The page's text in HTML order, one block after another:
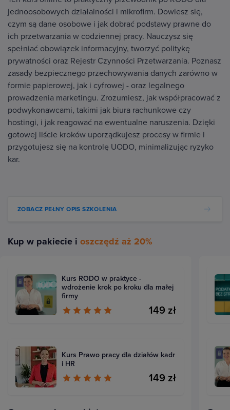
jednoosobowych działalności i mikrofirm. Dowiesz się,
czym są dane osobowe i jak dobrać podstawy prawne do
ich przetwarzania w codziennej pracy. Nauczysz się
spełniać obowiązek informacyjny, tworzyć politykę
prywatności oraz Rejestr Czynności Przetwarzania. Poznasz
zasady bezpiecznego przechowywania danych zarówno w
formie papierowej, jak i cyfrowej - oraz legalnego
prowadzenia marketingu. Zrozumiesz, jak współpracować z
podwykonawcami, takimi jak biura rachunkowe czy
hostingi, i jak reagować na ewentualne naruszenia. Dzięki
gotowej liście kroków uporządkujesz procesy w firmie i
przygotujesz się na kontrolę UODO, minimalizując ryzyko
kar.
ZOBACZ PEŁNY OPIS SZKOLENIA
Kup w pakiecie i oszczędź aż 20%
Kurs RODO w praktyce -
wdrożenie krok po kroku dla małej
firmy
149 zł
Kurs Prawo pracy dla działów kadr
i HR
149 zł